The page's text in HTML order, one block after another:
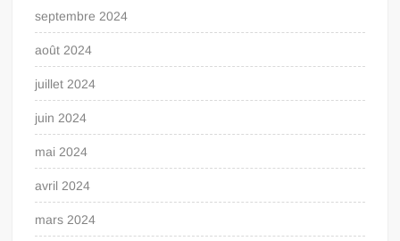
septembre 2024
août 2024
juillet 2024
juin 2024
mai 2024
avril 2024
mars 2024